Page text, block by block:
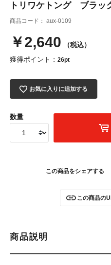
トリワケトング ブラッ
商品コード： aux-0109
￥2,640 （税込）
獲得ポイント： 26pt
お気に入りに追加する
数量
この商品をシェアする
この商品の
商品説明